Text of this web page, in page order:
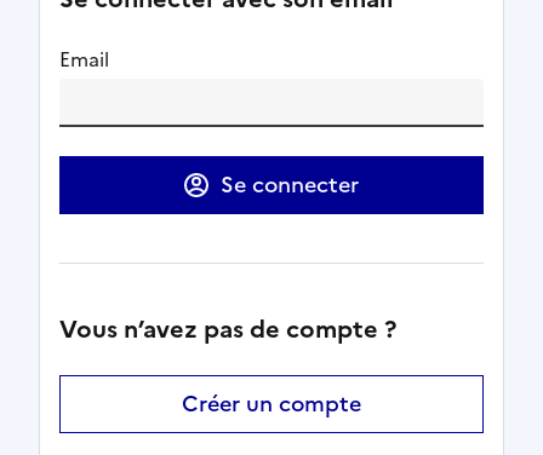
Email
Se connecter
Vous n’avez pas de compte ?
Créer un compte